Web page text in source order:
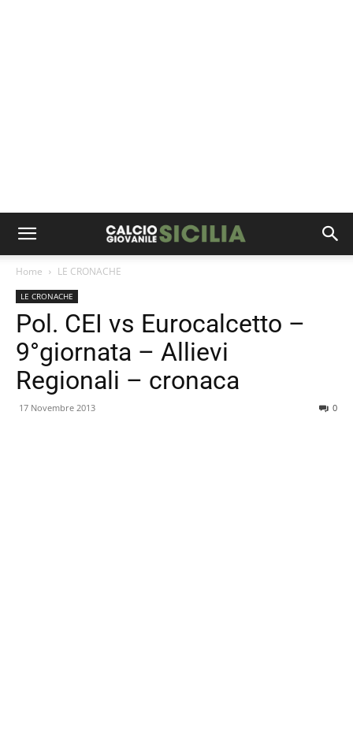
Home LE CRONACHE
LE CRONACHE
Pol. CEI vs Eurocalcetto –
9°giornata – Allievi
Regionali – cronaca
17 Novembre 2013 0